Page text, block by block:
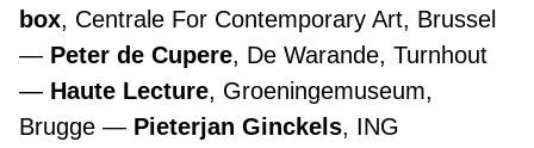
box, Centrale For Contemporary Art, Brussel
Peter de Cupere, De Warande, Turnhout
Haute Lecture, Groeningemuseum,
Brugge
Pieterjan Ginckels, ING